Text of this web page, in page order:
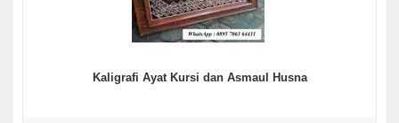
Kaligrafi Ayat Kursi dan Asmaul Husna